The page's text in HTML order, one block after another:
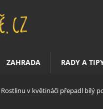
ZAHRADA RADY A
Rostlinu v květináči přepadl bílý